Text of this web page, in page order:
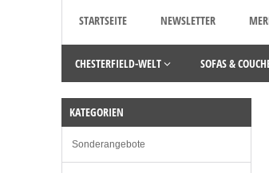
STARTSEITE NEWSLETTER
CHESTERFIELD-WELT SOFAS &
KATEGORIEN
Sonderangebote